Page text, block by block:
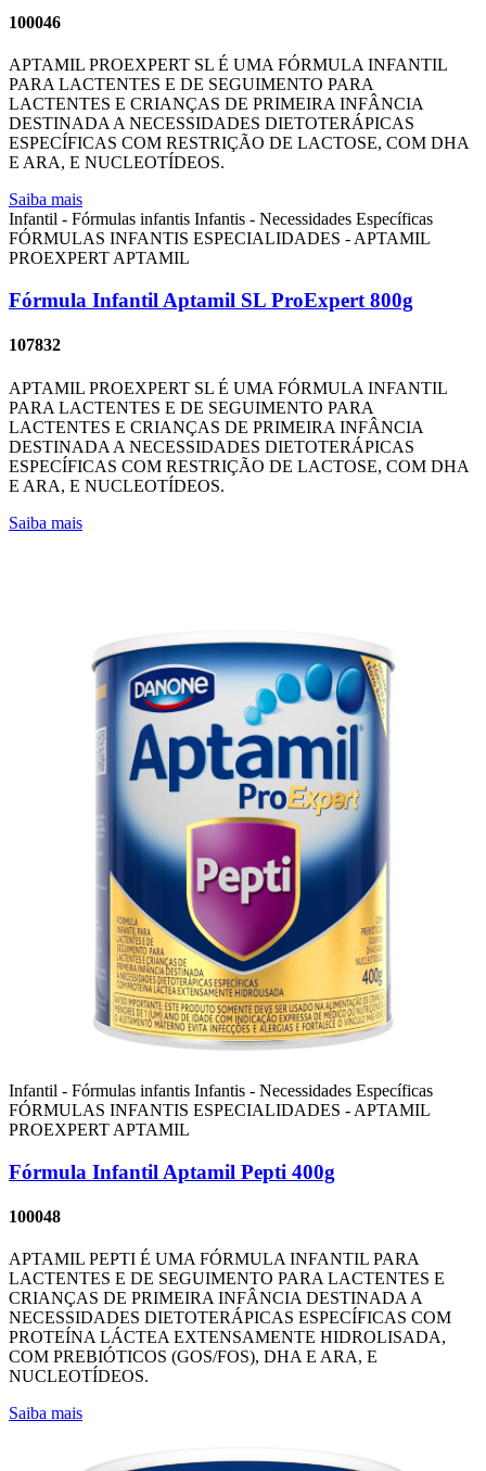
100046
APTAMIL PROEXPERT SL É UMA FÓRMULA INFANTIL
PARA LACTENTES E DE SEGUIMENTO PARA
LACTENTES E CRIANÇAS DE PRIMEIRA INFÂNCIA
DESTINADA A NECESSIDADES DIETOTERÁPICAS
ESPECÍFICAS COM RESTRIÇÃO DE LACTOSE, COM DHA
E ARA, E NUCLEOTÍDEOS.
Saiba mais
Infantil - Fórmulas infantis Infantis - Necessidades Específicas
FÓRMULAS INFANTIS ESPECIALIDADES - APTAMIL
PROEXPERTAPTAMIL
Fórmula Infantil Aptamil SL ProExpert 800g
107832
APTAMIL PROEXPERT SL É UMA FÓRMULA INFANTIL
PARA LACTENTES E DE SEGUIMENTO PARA
LACTENTES E CRIANÇAS DE PRIMEIRA INFÂNCIA
DESTINADA A NECESSIDADES DIETOTERÁPICAS
ESPECÍFICAS COM RESTRIÇÃO DE LACTOSE, COM DHA
E ARA, E NUCLEOTÍDEOS.
Saiba mais
Infantil - Fórmulas infantis Infantis - Necessidades Específicas
FÓRMULAS INFANTIS ESPECIALIDADES - APTAMIL
PROEXPERT APTAMIL
Fórmula Infantil Aptamil Pepti 400g
100048
APTAMIL PEPTI É UMA FÓRMULA INFANTIL PARA
LACTENTES E DE SEGUIMENTO PARA LACTENTES E
CRIANÇAS DE PRIMEIRA INFÂNCIA DESTINADA A
NECESSIDADES DIETOTERÁPICAS ESPECÍFICAS COM
PROTEÍNA LÁCTEA EXTENSAMENTE HIDROLISADA,
COM PREBIÓTICOS (GOS/FOS), DHA E ARA, E
NUCLEOTÍDEOS.
Saiba mais